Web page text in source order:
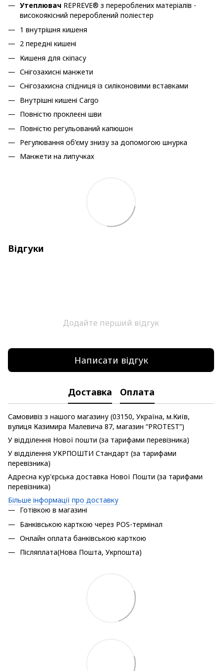
Утеплювач REPREVE® з перероблених матеріалів -
високоякісний перероблений поліестер
1 внутрішня кишеня
2 передні кишені
Кишеня для скіпасу
Снігозахисні манжети
Снігозахисна спідниця із силіконовими вставками
Внутрішні кишені Cargo
Повністю проклеєні шви
Повністю регульований капюшон
Регулювання об’єму знизу за допомогою шнурка
Манжети на липучках
Відгуки
Додайте перший відгук
Написати відгук
Доставка Оплата
Самовивіз з нашого магазину (03150, Україна, м.Київ,
вулиця Казимира Малевича 87, магазин “PROTEST”)
У відділення Нової пошти (за тарифами перевізника)
У відділення УКРПОШТИ Стандарт (за тарифами
перевізника)
Адресна кур'єрська доставка Нової Пошти (за тарифами
перевізника)
Більше інформації про доставку
Готівкою в магазині
Банківською карткою через POS-термінал
Онлайн оплата банківською карткою
Післяплата(Нова Пошта, Укрпошта)